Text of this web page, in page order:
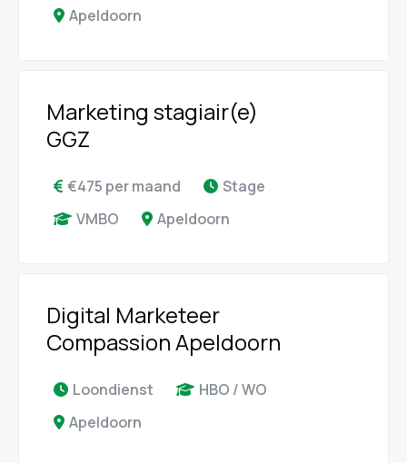
Apeldoorn
Marketing stagiair(e)
GGZ
€475 per maand
Stage
VMBO
Apeldoorn
Digital Marketeer
Compassion Apeldoorn
Loondienst
HBO / WO
Apeldoorn